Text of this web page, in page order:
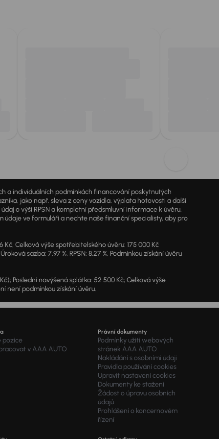
a individuálních podmínkách financování poskytnutých
jako např. sleva z ceny vozidla, výplata hotovosti a další
o výši RPSN a kompletní předsmluvní informace k úvěru.
údaje ve formuláři a nechte naše finanční specialisty, aby pro
Celková výše spotřebitelského úvěru: 175 000 Kč
sazba: 7,97 %, RPSN: 8,27 %. Podmínkou získání úvěru
Poslední navýšená splátka: 52 500 Kč; Celková výše
není podmínkou získání úvěru.
pozice
v AAA AUTO
Právní dokumenty
Podmínky užití webových
stránek AAA AUTO
Nakládání s osobními údaji
Pravidla používání cookies
Upravit nastavení cookies
Dokumenty ke stažení
Žádost o úpravu osobních
údajů
Prohlášení o koncernovém
řízení